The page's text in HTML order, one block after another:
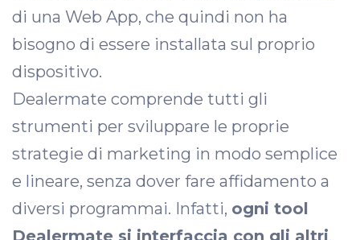
di una Web App, che quindi non ha
bisogno di essere installata sul proprio
dispositivo.
Dealermate comprende tutti gli
strumenti per sviluppare le proprie
strategie di marketing in modo semplice
e lineare, senza dover fare affidamento a
diversi programmai. Infatti, ogni tool
Dealermate si interfaccia con gli altri,